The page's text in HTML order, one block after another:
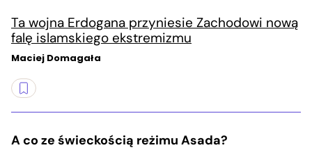
Ta wojna Erdogana przyniesie Zachodowi nową
falę islamskiego ekstremizmu
Maciej Domagała
A co ze świeckością reżimu Asada?